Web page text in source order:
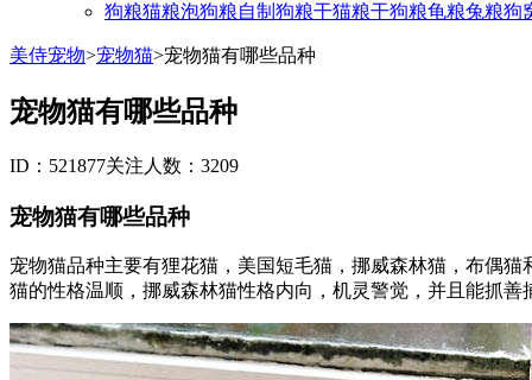
狗粮猫粮泡狗粮自制狗粮干猫粮干狗粮龟粮兔粮狗
美侍宠物>宠物猫>宠物猫有哪些品种
宠物猫有哪些品种
ID：521877关注人数：3209
宠物猫有哪些品种
宠物猫品种主要有狸花猫，美国短毛猫，挪威森林猫，布偶
猫的性格温顺，挪威森林猫性格内向，机灵警觉，并且能抓